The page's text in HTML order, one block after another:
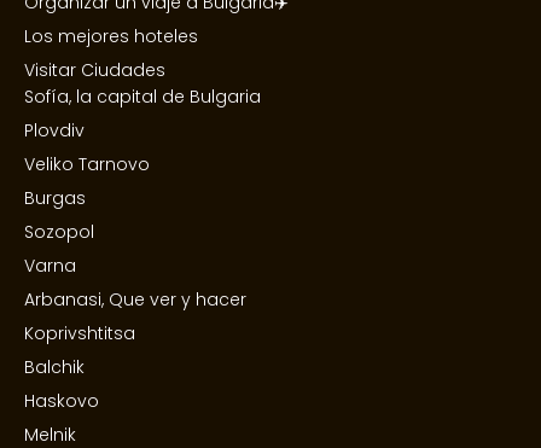
Los mejores hoteles
Visitar Ciudades
Sofía, la capital de Bulgaria
Plovdiv
Veliko Tarnovo
Burgas
Sozopol
Varna
Arbanasi, Que ver y hacer
Koprivshtitsa
Balchik
Haskovo
Melnik